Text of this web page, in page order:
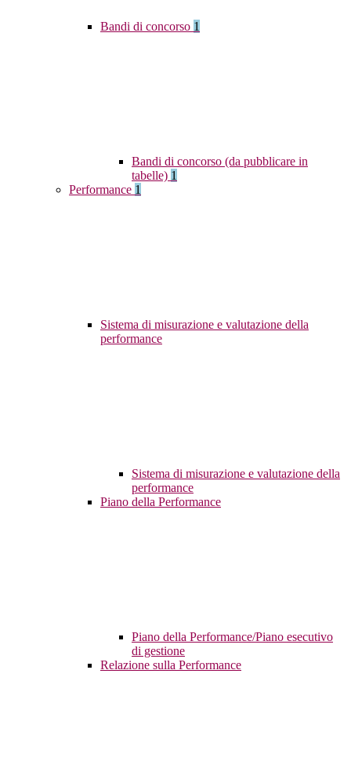
Bandi di concorso 1
Bandi di concorso (da pubblicare in
tabelle) 1
Performance 1
Sistema di misurazione e valutazione della
performance
Sistema di misurazione e valutazione della
performance
Piano della Performance
Piano della Performance/Piano esecutivo
di gestione
Relazione sulla Performance